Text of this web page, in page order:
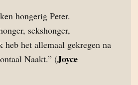
hongerig Peter.
sekshonger,
heb het allemaal gekregen na
Naakt.” (Joyce